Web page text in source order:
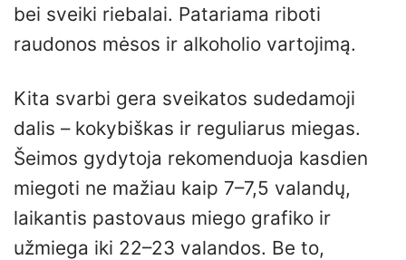
bei sveiki riebalai. Patariama riboti
raudonos mėsos ir alkoholio vartojimą.
Kita svarbi gera sveikatos sudedamoji
dalis – kokybiškas ir reguliarus miegas.
Šeimos gydytoja rekomenduoja kasdien
miegoti ne mažiau kaip 7–7,5 valandų,
laikantis pastovaus miego grafiko ir
užmiega iki 22–23 valandos. Be to,